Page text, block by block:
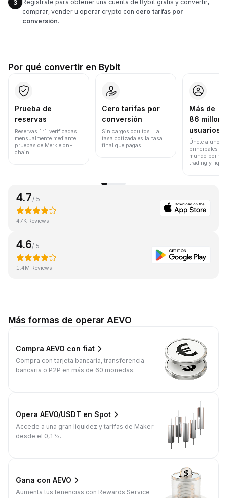
3
Regístrate para obtener una cuenta de Bybit gratis y convertir,
comprar, vender u operar crypto con cero tarifas por
conversión.
Por qué convertir en Bybit
Prueba de
reservas
Reservas 1:1 verificadas
mensualmente mediante
pruebas de Merkle on-
chain.
Cero tarifas por
conversión
Sin cargos ocultos. La
tasa cotizada es la tasa
final que pagas.
Más de
86
usuarios
Únete a uno
principales
mundo por
trading y
4.7 / 5
47K Reviews
4.6/ 5
1.4M Reviews
Más formas de operar AEVO
Compra AEVO con fiat
Compra con tarjeta bancaria, transferencia
bancaria o P2P en más de 60 monedas.
Opera AEVO/USDT en Spot
Accede a una gran liquidez y tarifas de Maker
desde el 0,1%.
Gana con AEVO
Aumenta tus tenencias con Rewards Service